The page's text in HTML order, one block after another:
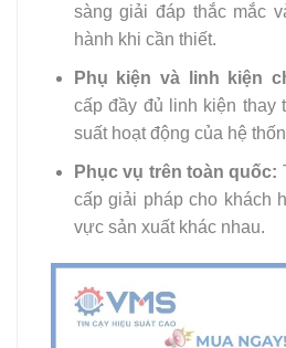
sàng giải đáp thắc mắc
hành khi cần thiết.
Phụ kiện và linh kiện
cấp đầy đủ linh kiện thay
suất hoạt động của hệ
Phục vụ trên toàn quốc:
cấp giải pháp cho khách
vực sản xuất khác nhau.